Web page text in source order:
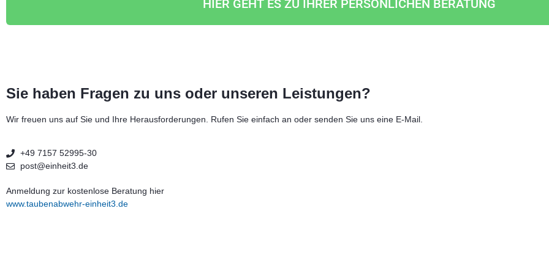
HIER GEHT ES ZU IHRER PERSÖNLICHEN BERATUNG
Sie haben Fragen zu uns oder unseren Leistungen?
Wir freuen uns auf Sie und Ihre Herausforderungen. Rufen Sie einfach an oder senden Sie uns eine E-Mail.
+49 7157 52995-30
post@einheit3.de
Anmeldung zur kostenlose Beratung hier
www.taubenabwehr-einheit3.de